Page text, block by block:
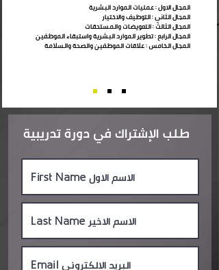
المجال الاول : عمليات الموارد البشرية
المجال الثاني : التوظيف والاختيار
المجال الثالث : التعويضات والمستحقات
المجال الرابع : تطوير الموارد البشرية واستبقاء الموظفين
المجال الخامس : علاقات الموظفين والصحة والسلامة
طلب الإشتراك في دورة تدريبية